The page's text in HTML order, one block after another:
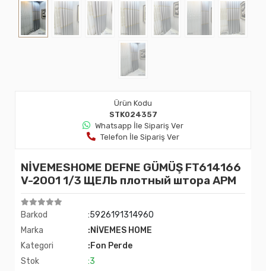
Ürün Kodu
STK024357
Whatsapp İle Sipariş Ver
Telefon İle Sipariş Ver
NİVEMESHOME DEFNE GÜMÜŞ FT614166
V-2001 1/3 ЩЕЛЬ плотный штора APM
Barkod
:5926191314960
Marka
:NİVEMES HOME
Kategori
:Fon Perde
Stok
:3